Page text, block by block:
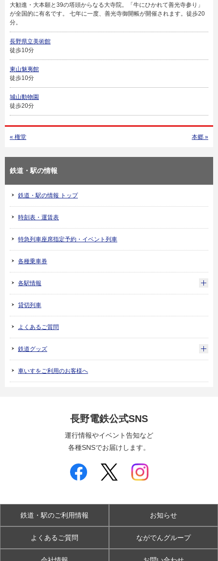
大勧進・大本願と39の塔頭からなる大寺院。「牛にひかれて善光寺参り」
が全国的に有名です。 七年に一度、善光寺御開帳が開催されます。徒歩20
分。
長野県立美術館
徒歩10分
東山魅夷館
徒歩10分
城山動物園
徒歩20分
« 権堂 本郷 »
鉄道・駅の情報
鉄道・駅の情報 トップ
時刻表・運賃表
特急列車座席指定予約・イベント列車
各種乗車券
各駅情報
貸切列車
よくあるご質問
鉄道グッズ
車いすをご利用のお客様へ
長野電鉄公式SNS
運行情報やイベント告知など
各種SNSでお届けします。
鉄道・駅のご利用情報 お知らせ
よくあるご質問 ながでんグループ